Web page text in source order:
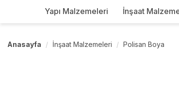
Yapı Malzemeleri İnşaat
Anasayfa İnşaat Malzemeleri Polisan Boya